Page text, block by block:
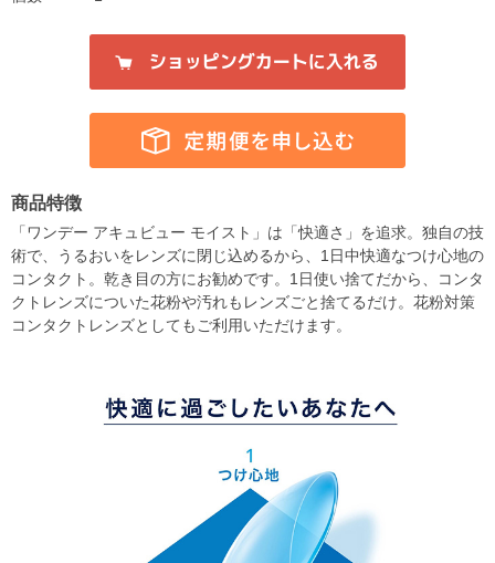
商品特徴
「ワンデー アキュビュー モイスト」は「快適さ」を追求。独自の技
術で、うるおいをレンズに閉じ込めるから、1日中快適なつけ心地の
コンタクト。乾き目の方にお勧めです。1日使い捨てだから、コンタ
クトレンズについた花粉や汚れもレンズごと捨てるだけ。花粉対策
コンタクトレンズとしてもご利用いただけます。